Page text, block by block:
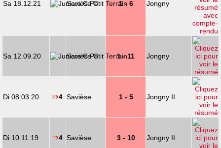
Sa 18.12.21 Savièse C 1 - 6 Jongny
Sa 12.09.20 Savièse C 1 - 11 Jongny
Di 08.03.20 Savièse 1 - 5 Jongny II
Di 10.11.19 Savièse 3 - 10 Jongny II